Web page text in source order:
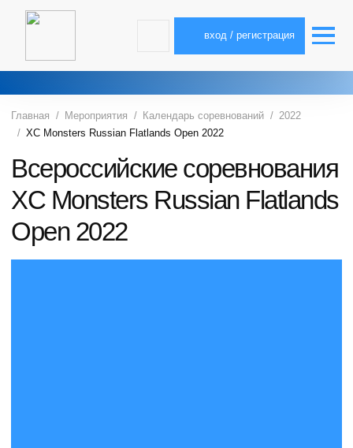
вход / регистрация
Главная Мероприятия Календарь соревнований
2022
XC Monsters Russian Flatlands Open 2022
Всероссийские соревнования
XC Monsters Russian Flatlands
Open 2022